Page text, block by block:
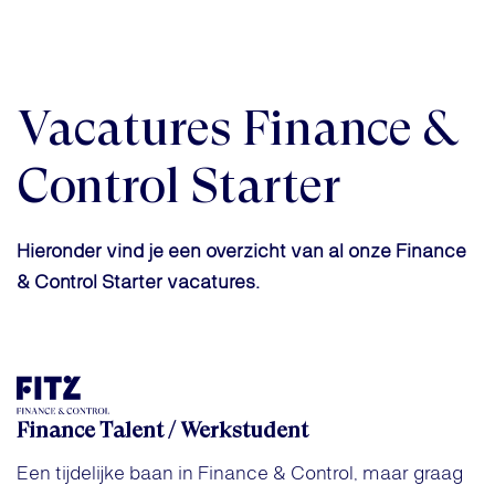
Vacatures Finance &
Control Starter
Hieronder vind je een overzicht van al onze Finance
& Control Starter vacatures.
Finance Talent / Werkstudent
Een tijdelijke baan in Finance & Control, maar graag